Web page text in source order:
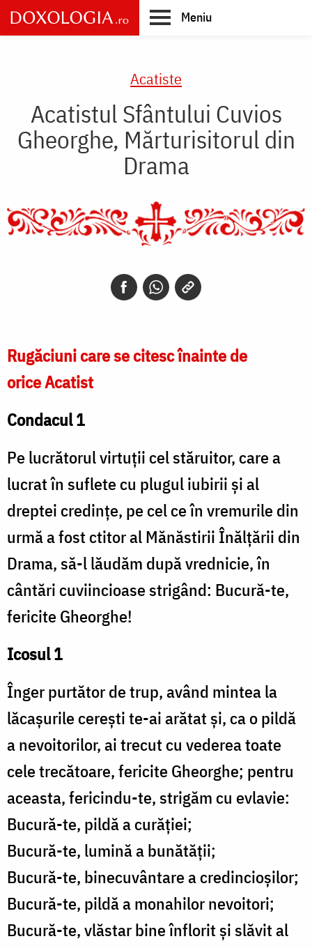
Skip
to
main
Meniu
Acatiste
Acatistul Sfântului Cuvios
Gheorghe, Mărturisitorul din
Drama
Rugăciuni care se citesc înainte de
orice Acatist
Condacul 1
Pe lucrătorul virtuții cel stăruitor, care a
lucrat în suflete cu plugul iubirii și al
dreptei credințe, pe cel ce în vremurile din
urmă a fost ctitor al Mănăstirii Înălțării din
Drama, să-l lăudăm după vrednicie, în
cântări cuviincioase strigând: Bucură-te,
fericite Gheorghe!
Icosul 1
Înger purtător de trup, având mintea la
lăcașurile cerești te-ai arătat și, ca o pildă
a nevoitorilor, ai trecut cu vederea toate
cele trecătoare, fericite Gheorghe; pentru
aceasta, fericindu-te, strigăm cu evlavie:
Bucură-te, pildă a curăției;
Bucură-te, lumină a bunătății;
Bucură-te, binecuvântare a credincioșilor;
Bucură-te, pildă a monahilor nevoitori;
Bucură-te, vlăstar bine înflorit și slăvit al